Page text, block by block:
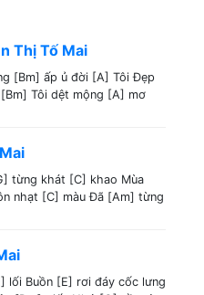
Thị Tố Mai
[Bm] ấp ủ đời [A] Tôi Đẹp
Tôi dệt mộng [A] mơ
từng khát [C] khao Mùa
nhạt [C] màu Đã [Am] từng
lối Buồn [E] rơi đáy cốc lưng